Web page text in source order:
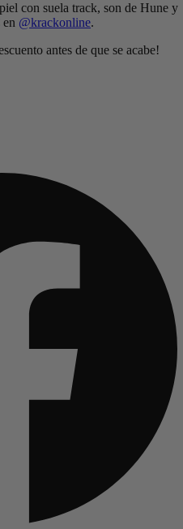
con suela track, son de Hune y
en @krackonline.
antes de que se acabe!